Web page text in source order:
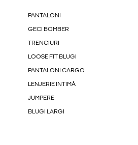
PANTALONI
GECI BOMBER
TRENCIURI
LOOSE FIT BLUGI
PANTALONI CARGO
LENJERIE INTIMĂ
JUMPERE
BLUGI LARGI